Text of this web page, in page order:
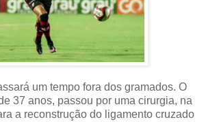
um tempo fora dos gramados. O
37 anos, passou por uma cirurgia, na
a reconstrução do ligamento cruzado